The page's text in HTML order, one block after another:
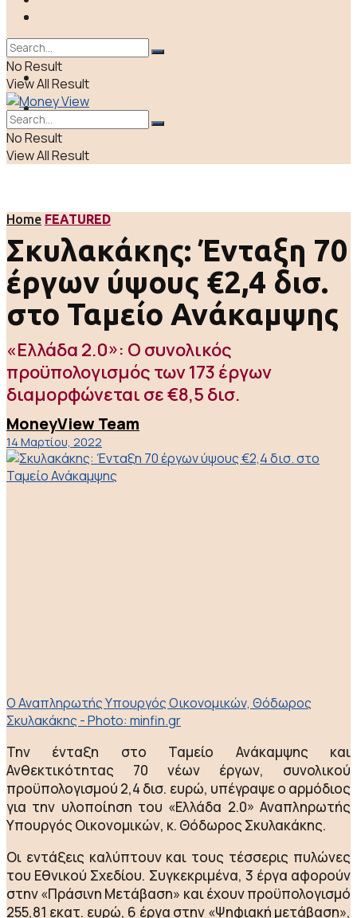
ΕΛΛΑΔΑ
ΑΠΟΨΕΙΣ
LIFE & CULTURE
No Result
View All Result
No Result
View All Result
Home FEATURED
Σκυλακάκης: Ένταξη 70
έργων ύψους €2,4 δισ.
στο Ταμείο Ανάκαμψης
«Ελλάδα 2.0»: O συνολικός
προϋπολογισμός των 173 έργων
διαμορφώνεται σε €8,5 δισ.
MoneyView Team
14 Μαρτίου, 2022
O Αναπληρωτής Υπουργός Οικονομικών, Θόδωρος
Σκυλακάκης - Photo: minfin.gr
Την ένταξη στο Ταμείο Ανάκαμψης και
Ανθεκτικότητας 70 νέων έργων, συνολικού
προϋπολογισμού 2,4 δισ. ευρώ, υπέγραψε ο αρμόδιος
για την υλοποίηση του «Ελλάδα 2.0» Αναπληρωτής
Υπουργός Οικονομικών, κ. Θόδωρος Σκυλακάκης.
Οι εντάξεις καλύπτουν και τους τέσσερις πυλώνες
του Εθνικού Σχεδίου. Συγκεκριμένα, 3 έργα αφορούν
στην «Πράσινη Μετάβαση» και έχουν προϋπολογισμό
255,81 εκατ. ευρώ, 6 έργα στην «Ψηφιακή μετάβαση»,